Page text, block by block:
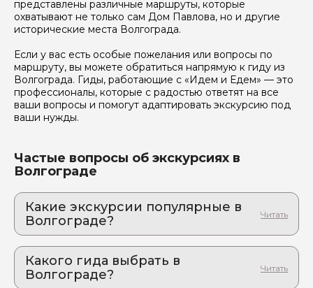
представлены различные маршруты, которые
охватывают не только сам Дом Павлова, но и другие
исторические места Волгограда.
Если у вас есть особые пожелания или вопросы по
маршруту, вы можете обратиться напрямую к гиду из
Волгограда. Гиды, работающие с «Идем и Едем» — это
профессионалы, которые с радостью ответят на все
ваши вопросы и помогут адаптировать экскурсию под
ваши нужды.
Частые вопросы об экскурсиях в
Волгограде
Какие экскурсии популярные в
Волгограде?
"Голос города"
Откройте для себя новые грани удивительного
города Волгоград!
Какого гида выбрать в
Волгограде?
Отправить